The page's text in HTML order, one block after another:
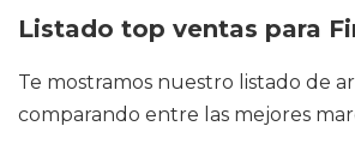
Listado top ventas para
Te mostramos nuestro listado de
comparando entre las mejores